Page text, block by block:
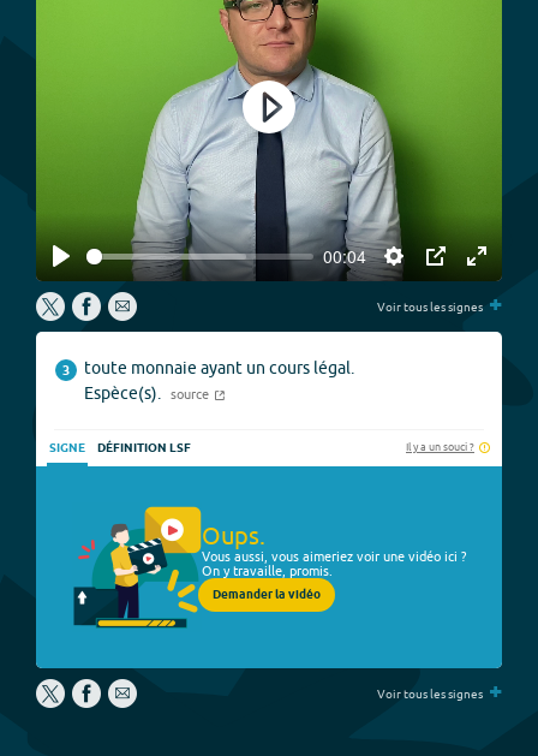
Play
00:04
Settings
PIP
Enter
Play
Voir tous les signes +
3
toute monnaie ayant un cours légal.
Espèce(s).
source
SIGNE DÉFINITION LSF Il y a un souci ?
Oups.
Vous aussi, vous aimeriez voir une vidéo ici ?
On y travaille, promis.
Demander la vidéo
Voir tous les signes +